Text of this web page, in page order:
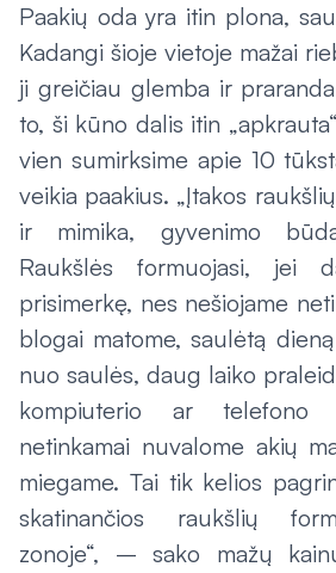
Paakių oda yra itin plona,
Kadangi šioje vietoje mažai
ji greičiau glemba ir
to, ši kūno dalis itin
vien sumirksime apie 10
veikia paakius. „Įtakos
ir mimika, gyvenimo
Raukšlės formuojasi, jei
prisimerkę, nes nešiojame
blogai matome, saulėtą
nuo saulės, daug laiko
kompiuterio ar telefono
netinkamai nuvalome akių
miegame. Tai tik kelios
skatinančios raukšlių
zonoje“, – sako mažų